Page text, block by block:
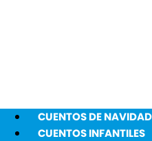
CUENTOS DE NAVIDAD
CUENTOS INFANTILES